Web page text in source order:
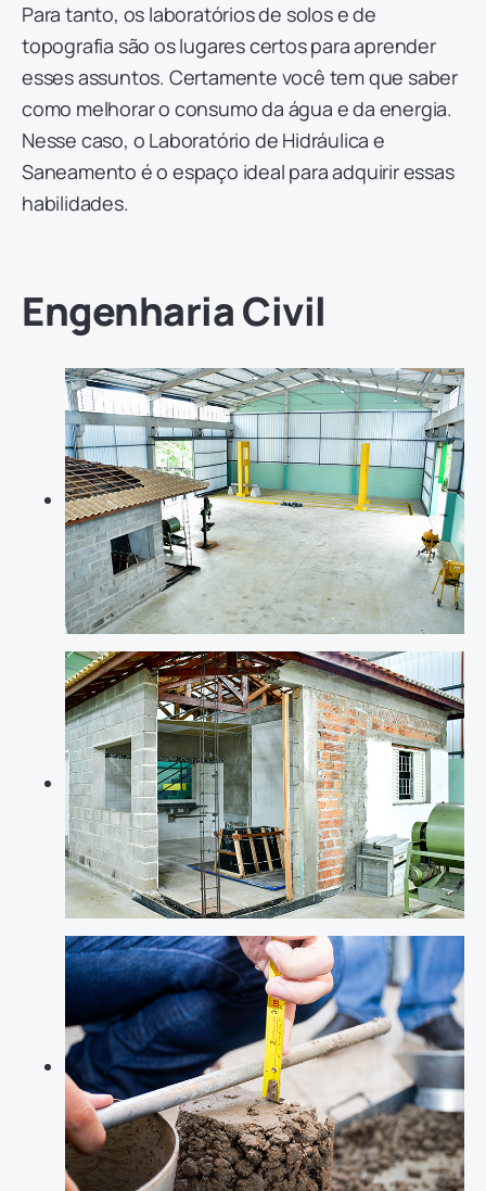
Para tanto, os laboratórios de solos e de
topografia são os lugares certos para aprender
esses assuntos. Certamente você tem que saber
como melhorar o consumo da água e da energia.
Nesse caso, o Laboratório de Hidráulica e
Saneamento é o espaço ideal para adquirir essas
habilidades.
Engenharia Civil